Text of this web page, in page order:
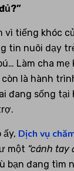
vì tiếng khóc
tin nuôi dạy
Làm cha mẹ
còn là hành
đang sống tại
ấy, Dịch vụ
một “cánh tay
bạn đang tìm